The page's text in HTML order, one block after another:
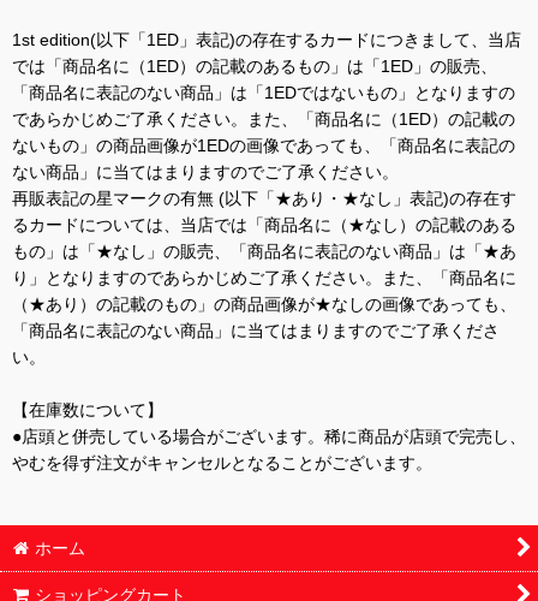
1st edition(以下「1ED」表記)の存在するカードにつきまして、当店
では「商品名に（1ED）の記載のあるもの」は「1ED」の販売、
「商品名に表記のない商品」は「1EDではないもの」となりますの
であらかじめご了承ください。また、「商品名に（1ED）の記載の
ないもの」の商品画像が1EDの画像であっても、「商品名に表記の
ない商品」に当てはまりますのでご了承ください。
再販表記の星マークの有無 (以下「★あり・★なし」表記)の存在す
るカードについては、当店では「商品名に（★なし）の記載のある
もの」は「★なし」の販売、「商品名に表記のない商品」は「★あ
り」となりますのであらかじめご了承ください。また、「商品名に
（★あり）の記載のもの」の商品画像が★なしの画像であっても、
「商品名に表記のない商品」に当てはまりますのでご了承くださ
い。
【在庫数について】
●店頭と併売している場合がございます。稀に商品が店頭で完売し、
やむを得ず注文がキャンセルとなることがございます。
ホーム
ショッピングカート